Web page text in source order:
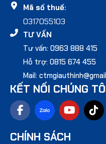
Mã số thuế:
0317055103
TƯ VẤN
Tư vấn: 0963 888 415
Hỗ trợ: 0815 674 455
Mail:
KẾT NỐI CHÚNG
CHÍNH SÁCH